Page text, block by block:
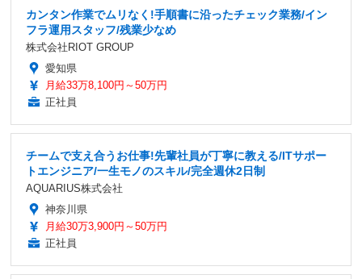
カンタン作業でムリなく!手順書に沿ったチェック業務/イン
フラ運用スタッフ/残業少なめ
株式会社RIOT GROUP
愛知県
月給33万8,100円～50万円
正社員
チームで支え合うお仕事!先輩社員が丁寧に教える/ITサポー
トエンジニア/一生モノのスキル/完全週休2日制
AQUARIUS株式会社
神奈川県
月給30万3,900円～50万円
正社員